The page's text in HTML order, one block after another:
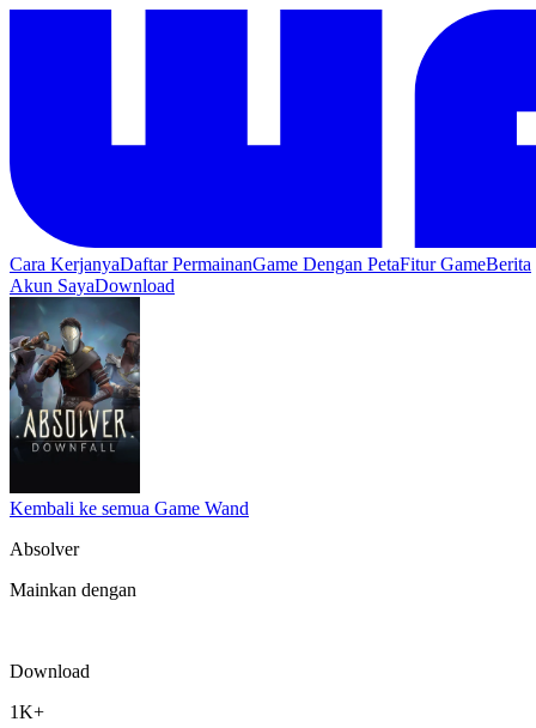
Cara KerjanyaDaftar PermainanGame Dengan PetaFitur GameBerita
Akun SayaDownload
Kembali ke semua Game Wand
Absolver
Mainkan dengan
Download
1K+